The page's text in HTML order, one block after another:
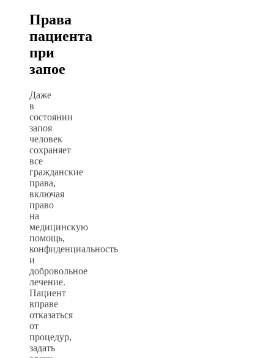
Права
пациента
при
запое
Даже
в
состоянии
запоя
человек
сохраняет
все
гражданские
права,
включая
право
на
медицинскую
помощь,
конфиденциальность
и
добровольное
лечение.
Пациент
вправе
отказаться
от
процедур,
задать